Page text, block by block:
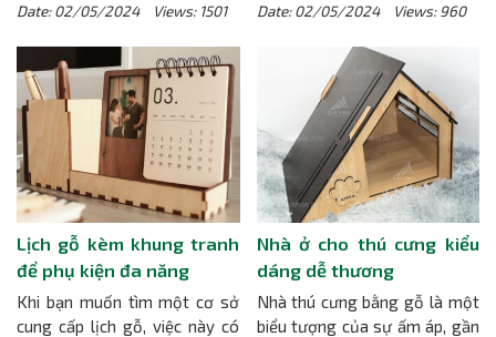
cho không gian sống và làm
Date: 02/05/2024 Views: 1501
thường xuyên xuất hiện. Với sự
tính chất bảo vệ, đế lót ly gỗ
mang lại nhiều lợi ích không chỉ
về mặt chức năng mà còn về
mặt trang trí.[Chi tiết]
Date: 02/05/2024 Views: 960
Lịch gỗ kèm khung tranh
để phụ kiện đa năng
Khi bạn muốn tìm một cơ sở
cung cấp lịch gỗ, việc này có
Nhà ở cho thú cưng kiểu
dáng dễ thương
Nhà thú cưng bằng gỗ là một
biểu tượng của sự ấm áp, gần